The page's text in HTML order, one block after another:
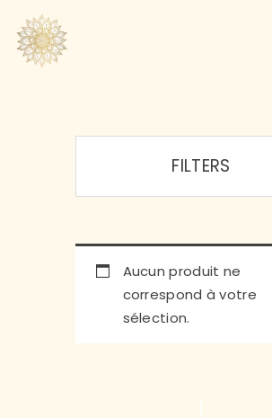
À PROPOS
BOUTIQUE
BLOG
PANIER
Aucun produit ne
correspond à votre
sélection.
FILTERS